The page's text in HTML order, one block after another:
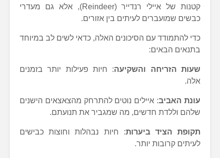
קטנות של איילי רנדייר (Reindeer), אלא גם מעדרי
כבשים שמועברים לעיתים בין אזורים.
כדי להתמודד עם הסיכונים האלה, כדאי לשים לב במיוחד
בתנאים הבאים:
שעות הזריחה והשקיעה: חיות פעילות יותר בזמנים
אלה.
עונת האביב: איילים נוטים להתרחק מהצאצאים הישנים
שלהם וללדת חדשים, מה שמגביר את תנועתם.
תקופת הציד ביערות: חיות נבהלות וחוצות כבישים
לעיתים קרובות יותר.